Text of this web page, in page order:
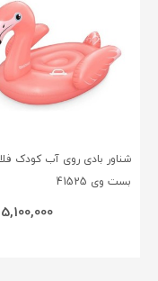
شناور بادی روی آب کودک
بست وی 41525
5,100,000